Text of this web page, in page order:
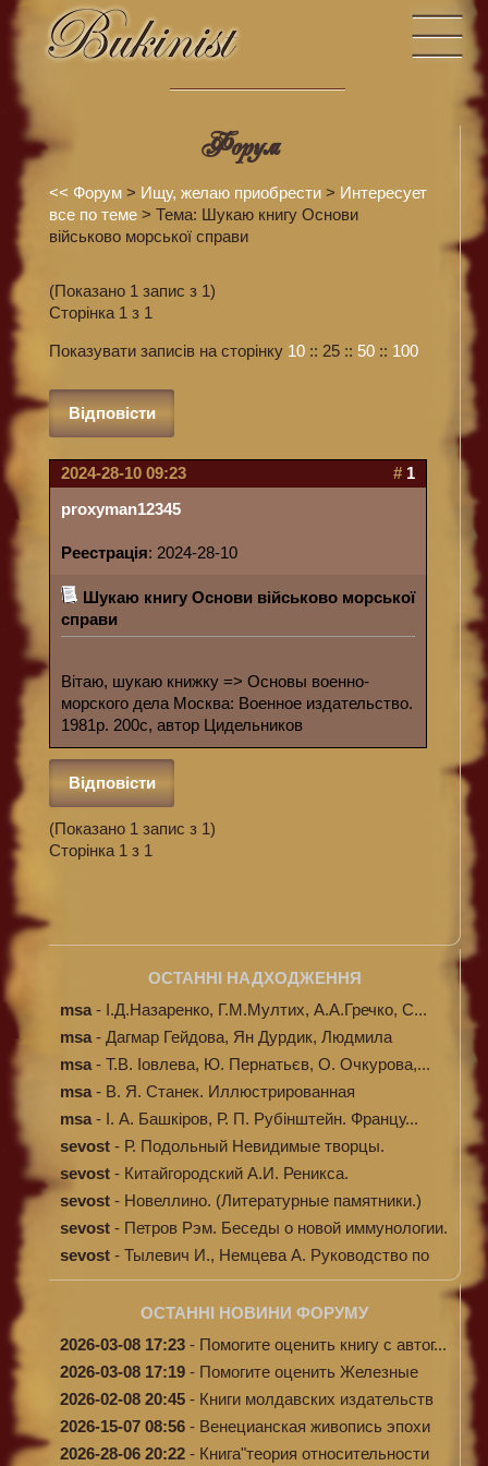
Форум
<< Форум > Ищу, желаю приобрести > Интересует
все по теме > Тема: Шукаю книгу Основи
військово морської справи
(Показано 1 запис з 1)
Сторінка 1 з 1
Показувати записів на сторінку 10 :: 25 :: 50 :: 100
Відповісти
2024-28-10 09:23 # 1
proxyman12345
Реeстрацiя: 2024-28-10
Шукаю книгу Основи військово морської
справи
Вітаю, шукаю книжку => Основы военно-
морского дела Москва: Военное издательство.
1981р. 200с, автор Цидельников
Відповісти
(Показано 1 запис з 1)
Сторінка 1 з 1
ОСТАННІ НАДХОДЖЕННЯ
msa - І.Д.Назаренко, Г.М.Мултих, А.А.Гречко, С...
msa - Дагмар Гейдова, Ян Дурдик, Людмила
Кибал...
msa - Т.В. Іовлева, Ю. Пернатьєв, О. Очкурова,...
msa - В. Я. Станек. Иллюстрированная
энциклопе...
msa - І. А. Башкіров, Р. П. Рубінштейн. Францу...
sevost - Р. Подольный Невидимые творцы.
sevost - Китайгородский А.И. Реникса.
sevost - Новеллино. (Литературные памятники.)
sevost - Петров Рэм. Беседы о новой иммунологии.
sevost - Тылевич И., Немцева А. Руководство по
ме...
ОСТАННІ НОВИНИ ФОРУМУ
2026-03-08 17:23 - Помогите оценить книгу с автог...
2026-03-08 17:19 - Помогите оценить Железные
доро...
2026-02-08 20:45 - Книги молдавских издательств
2026-15-07 08:56 - Венецианская живопись эпохи
Во...
2026-28-06 20:22 - Книга"теория относительности